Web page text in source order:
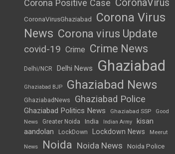
Corona Positive Case
CoronaVirusGhaziabad
Corona Virus
News Corona virus Update
covid-19 Crime Crime News
Delhi/NCR Delhi News Ghaziabad
Ghaziabad BJP Ghaziabad News
GhaziabadNews Ghaziabad Police
Ghaziabad Politics News Ghaziabad SSP
Good
News
Greater Noida India Indian Army
kisan
aandolan
LockDown Lockdown News Meerut
News Noida Noida News Noida Police